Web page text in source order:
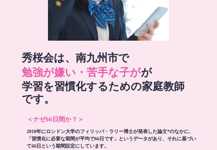
秀桜会は、南九州市で
勉強が嫌い・苦手な子がが
学習を習慣化するための家庭教師
です。
＜ナゼ66日間か？＞
2010年にロンドン大学のフィリッパ・ラリー博士が発表した論文*のなかに、
「習慣化に必要な期間が平均で66日です」というデータがあり、それに基づい
て66日という期間設定にしています。